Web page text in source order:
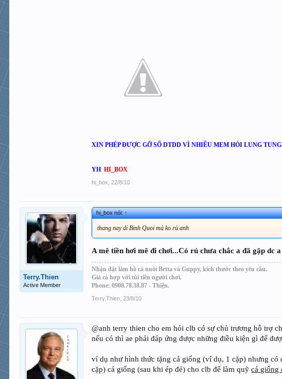
XIN PHÉP ĐƯỢC GỠ SỐ DTDD VÌ NHIỀU MEM HỎI LUNG
YH:HI_BOX
hi_box 22/8/10
Terry.Thien
Active Member
hi_box nói:↑
thang nay di Binh Quoi mà ko rủ anh
A mê tiền hơi mê đi chơi...Có rủ chưa chắc a đã gặp dc
Nhận đặt làm hồ cá nuôi Betta và Guppy, kích thước theo yêu cầu.
Giá cả hợp với túi tiền người chơi.
Phone: 0908.78.38.87 - Thiện.
Terry.Thien 23/8/10
@anh terry thien cho em hỏi clb có sự chủ trương hỗ trợ
nếu có thì ae phải đáp ứng được những điều kiện gì để
ví dụ như hình thức tặng cá giống (ví dụ, 1 cặp) nhưng
cặp) cá giống (sau khi ép đẻ) cho clb để làm quỹcá giống